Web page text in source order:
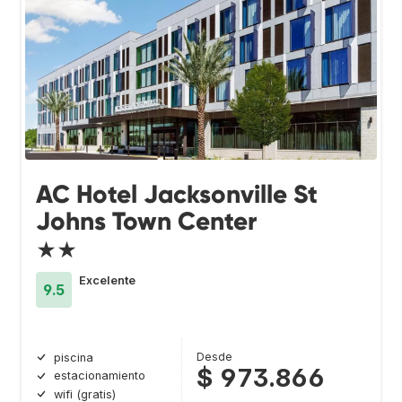
AC Hotel Jacksonville St
Johns Town Center
★★
9.5
Excelente
piscina
estacionamiento
wifi (gratis)
Desde
$ 973.866